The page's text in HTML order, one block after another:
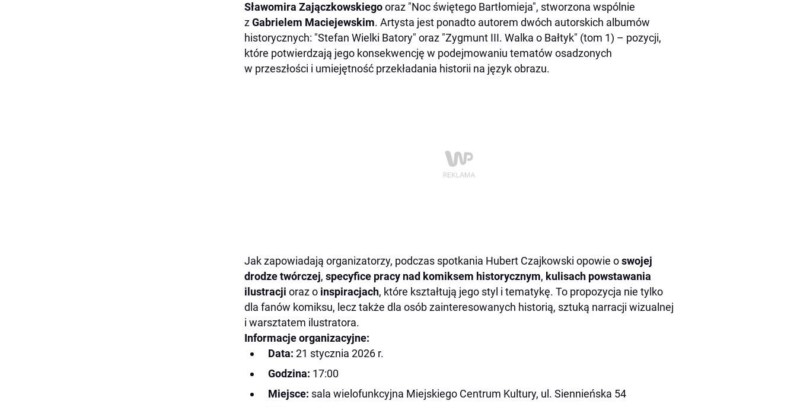
Sławomira Zajączkowskiegooraz "Noc świętego Bartłomieja", stworzona wspólnie
zGabrielem Maciejewskim. Artysta jest ponadto autorem dwóch autorskich albumów
historycznych: "Stefan Wielki Batory" oraz "Zygmunt III. Walka o Bałtyk" (tom 1) – pozycji,
które potwierdzają jego konsekwencję w podejmowaniu tematów osadzonych
w przeszłości i umiejętność przekładania historii na język obrazu.
Jak zapowiadają organizatorzy, podczas spotkania Hubert Czajkowski opowie oswojej
drodze twórczej, specyfice pracy nad komiksem historycznym, kulisach powstawania
ilustracji oraz o inspiracjach, które kształtują jego styl i tematykę. To propozycja nie tylko
dla fanów komiksu, lecz także dla osób zainteresowanych historią, sztuką narracji wizualnej
i warsztatem ilustratora.
Informacje organizacyjne:
Data: 21 stycznia 2026 r.
Godzina: 17:00
Miejsce: sala wielofunkcyjna Miejskiego Centrum Kultury, ul. Siennieńska 54